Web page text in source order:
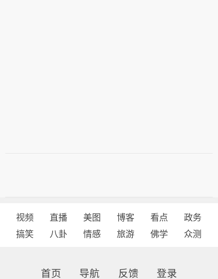
视频 直播 美图 博客 看点
政务
搞笑
八卦 情感 旅游 佛学 众测
首页 导航 反馈 登录